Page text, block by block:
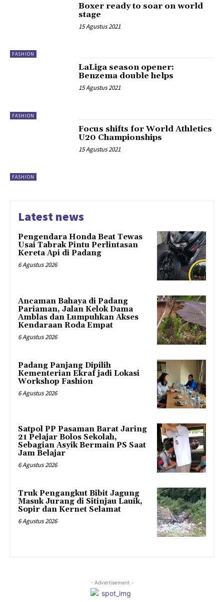
FASHION
Boxer ready to soar on world
stage
15 Agustus 2021
FASHION
LaLiga season opener:
Benzema double helps
15 Agustus 2021
FASHION
Focus shifts for World Athletics
U20 Championships
15 Agustus 2021
Latest news
Pengendara Honda Beat Tewas
Usai Tabrak Pintu Perlintasan
Kereta Api di Padang
6 Agustus 2026
Ancaman Bahaya di Padang
Pariaman, Jalan Kelok Dama
Amblas dan Lumpuhkan Akses
Kendaraan Roda Empat
6 Agustus 2026
Padang Panjang Dipilih
Kementerian Ekraf jadi Lokasi
Workshop Fashion
6 Agustus 2026
Satpol PP Pasaman Barat Jaring
21 Pelajar Bolos Sekolah,
Sebagian Asyik Bermain PS Saat
Jam Belajar
6 Agustus 2026
Truk Pengangkut Bibit Jagung
Masuk Jurang di Sitinjau Lauik,
Sopir dan Kernet Selamat
6 Agustus 2026
- Advertisement -